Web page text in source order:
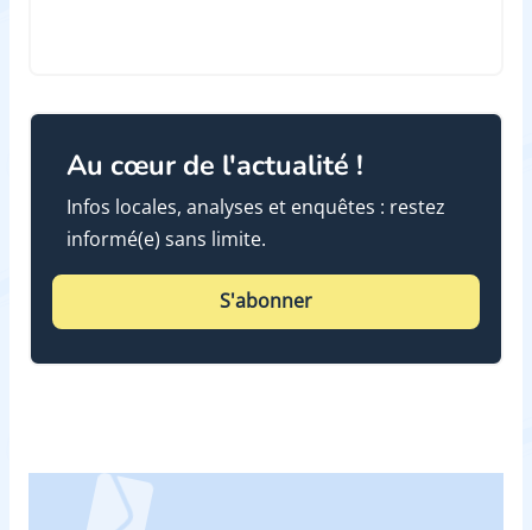
Au cœur de l'actualité !
Infos locales, analyses et enquêtes : restez
informé(e) sans limite.
S'abonner